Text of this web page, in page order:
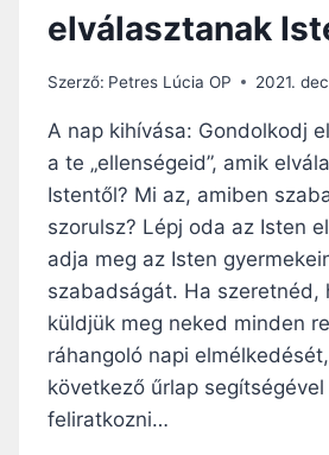
elválasztanak
Szerző: Petres Lúcia OP 2021.
A nap kihívása: Gondolkodj
a te „ellenségeid”, amik
Istentől? Mi az, amiben
szorulsz? Lépj oda az Isten
adja meg az Isten
szabadságát. Ha szeretnéd,
küldjük meg neked minden
ráhangoló napi
következő űrlap
feliratkozni…